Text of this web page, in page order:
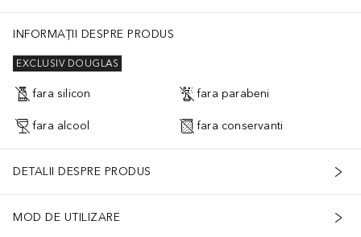
INFORMAȚII DESPRE PRODUS
EXCLUSIV DOUGLAS
fara silicon fara parabeni
fara alcool fara conservanti
DETALII DESPRE PRODUS
MOD DE UTILIZARE